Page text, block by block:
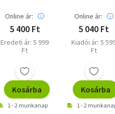
Online ár:
5 400 Ft
Eredeti ár: 5 999
Ft
Kosárba
1 - 2 munkanap
Online ár:
5 040 Ft
Kiadói ár: 5
Ft
Kosárba
1 - 2